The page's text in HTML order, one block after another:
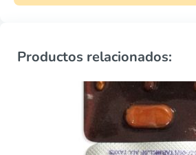
Productos relacionados: